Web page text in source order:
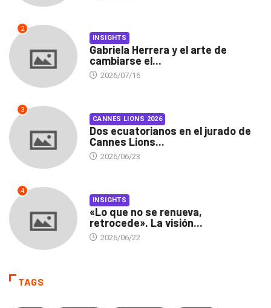
2
INSIGHTS
Gabriela Herrera y el arte de
cambiarse el...
2026/07/16
3
CANNES LIONS 2026
Dos ecuatorianos en el jurado de
Cannes Lions...
2026/06/23
4
INSIGHTS
«Lo que no se renueva,
retrocede». La visión...
2026/06/22
TAGS